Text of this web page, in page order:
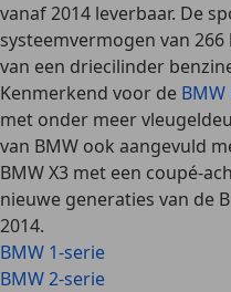
vanaf 2014 leverbaar. De
systeemvermogen van
van een driecilinder
Kenmerkend voor de BMW
met onder meer
van BMW ook aangevuld
BMW X3 met een coupé-
nieuwe generaties van de
2014.
BMW 1-serie
BMW 2-serie